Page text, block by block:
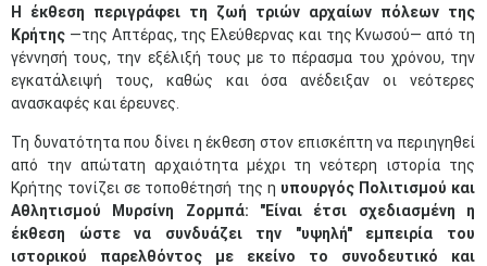
Η έκθεση περιγράφει τη ζωή τριών αρχαίων πόλεων της
Κρήτης —της Απτέρας, της Ελεύθερνας και της Κνωσού— από τη
γέννησή τους, την εξέλιξή τους με το πέρασμα του χρόνου, την
εγκατάλειψή τους, καθώς και όσα ανέδειξαν οι νεότερες
ανασκαφές και έρευνες.
Τη δυνατότητα που δίνει η έκθεση στον επισκέπτη να περιηγηθεί
από την απώτατη αρχαιότητα μέχρι τη νεότερη ιστορία της
Κρήτης τονίζει σε τοποθέτησή της η υπουργός Πολιτισμού και
Αθλητισμού Μυρσίνη Ζορμπά:
"Είναι έτσι σχεδιασμένη η
έκθεση ώστε να συνδυάζει την "υψηλή" εμπειρία του
ιστορικού παρελθόντος με εκείνο το συνοδευτικό και